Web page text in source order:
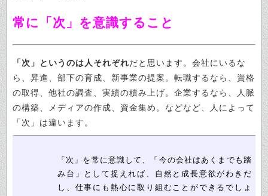
常に「次」を意識すること
「次」というのは人それぞれだと思います。会社にいるな
ら、昇進、部下の育成、新事業の提案。転職するなら、資格
の取得、他社の調査、実績の積み上げ。企業するなら、人脈
の構築、メディアの作成、資金集め。などなど、人によって
「次」は違います。
「次」を常に意識して、「今の会社はあくまでも踏
み台」として捉えれば、自然と成長意欲がわきだ
し、仕事にも熱心に取り組むことができるでしょ